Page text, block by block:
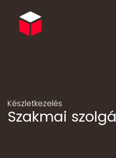
Készletkezelés
Szakmai